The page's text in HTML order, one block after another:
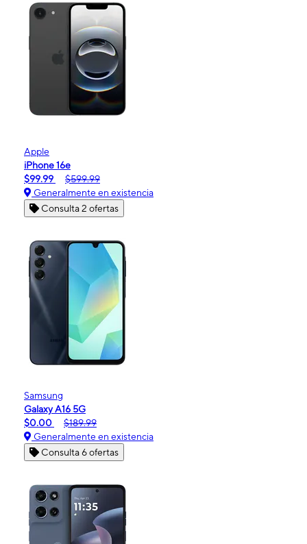
Apple
iPhone 16e
$99.99
$599.99
Generalmente en existencia
Consulta 2 ofertas
Samsung
Galaxy A16 5G
$0.00
$189.99
Generalmente en existencia
Consulta 6 ofertas